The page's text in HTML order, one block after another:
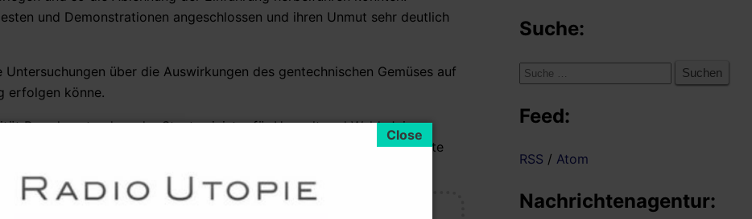
und Demonstrationen angeschlossen und ihren Unmut sehr deutlich
über die Auswirkungen des gentechnischen Gemüses auf
erfolgen könne.
Board sagte, dass der Staatsminister für Umwelt und Wald, Jairam
Er forderte, dass der indische Staat ein Moratorium für alle Feldfrüchte
Suche:
Suche
Feed:
RSS / Atom
Nachrichtenagentur: